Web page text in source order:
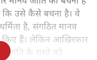
कि उसे कैसे बचना है। वे
है, संगठित मानव
किए हैं। लेकिन आखिरकार
शांति के रास्ते को